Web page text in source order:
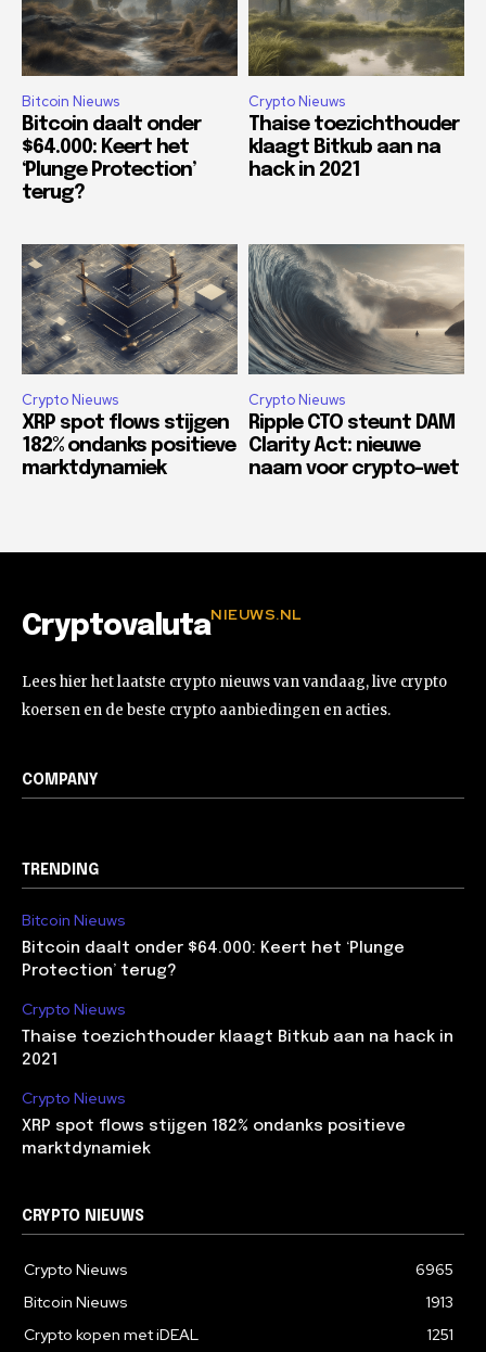
Bitcoin Nieuws
Bitcoin daalt onder
$64.000: Keert het
‘Plunge Protection’
terug?
Crypto Nieuws
Thaise toezichthouder
klaagt Bitkub aan na
hack in 2021
Crypto Nieuws
XRP spot flows stijgen
182% ondanks positieve
marktdynamiek
Crypto Nieuws
Ripple CTO steunt DAM
Clarity Act: nieuwe
naam voor crypto-wet
CryptovalutaNIEUWS.NL
Lees hier het laatste crypto nieuws van vandaag, live crypto
koersen en de beste crypto aanbiedingen en acties.
COMPANY
TRENDING
Bitcoin Nieuws
Bitcoin daalt onder $64.000: Keert het ‘Plunge
Protection’ terug?
Crypto Nieuws
Thaise toezichthouder klaagt Bitkub aan na hack in
2021
Crypto Nieuws
XRP spot flows stijgen 182% ondanks positieve
marktdynamiek
CRYPTO NIEUWS
Crypto Nieuws
6965
Bitcoin Nieuws
1913
Crypto kopen met iDEAL
1251